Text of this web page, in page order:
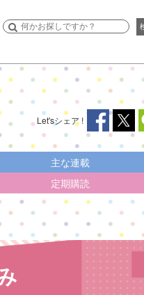
Let'sシェア !
主な連載
定期購読